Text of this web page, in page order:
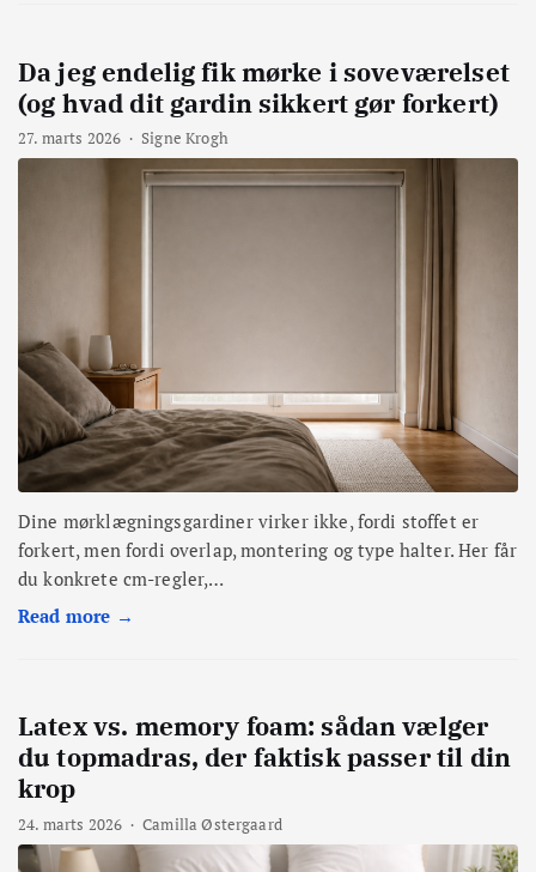
Da jeg endelig fik mørke i soveværelset
(og hvad dit gardin sikkert gør forkert)
27. marts 2026 · Signe Krogh
Dine mørklægningsgardiner virker ikke, fordi stoffet er
forkert, men fordi overlap, montering og type halter. Her får
du konkrete cm-regler,…
Read more →
Latex vs. memory foam: sådan vælger
du topmadras, der faktisk passer til din
krop
24. marts 2026 · Camilla Østergaard